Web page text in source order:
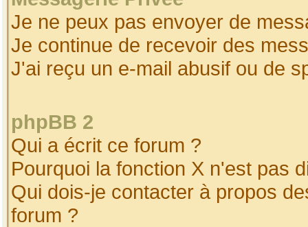
Je ne peux pas envoyer de
Je continue de recevoir des
J'ai reçu un e-mail abusif ou de
phpBB 2
Qui a écrit ce forum ?
Pourquoi la fonction X n'est pas
Qui dois-je contacter à propos
forum ?